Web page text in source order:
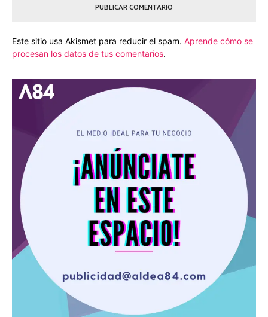
Este sitio usa Akismet para reducir el spam. Aprende cómo se
procesan los datos de tus comentarios.